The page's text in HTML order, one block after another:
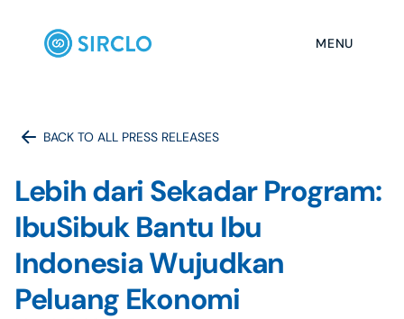
MENU
BACK TO ALL PRESS RELEASES
Lebih dari Sekadar Program:
IbuSibuk Bantu Ibu
Indonesia Wujudkan
Peluang Ekonomi